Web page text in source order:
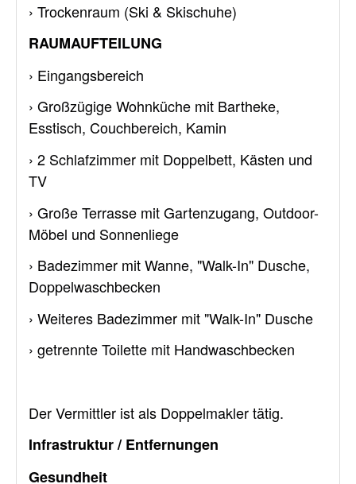
› Trockenraum (Ski & Skischuhe)
RAUMAUFTEILUNG
› Eingangsbereich
› Großzügige Wohnküche mit Bartheke,
Esstisch, Couchbereich, Kamin
› 2 Schlafzimmer mit Doppelbett, Kästen und
TV
› Große Terrasse mit Gartenzugang, Outdoor-
Möbel und Sonnenliege
› Badezimmer mit Wanne, "Walk-In" Dusche,
Doppelwaschbecken
› Weiteres Badezimmer mit "Walk-In" Dusche
› getrennte Toilette mit Handwaschbecken
Der Vermittler ist als Doppelmakler tätig.
Infrastruktur / Entfernungen
Gesundheit